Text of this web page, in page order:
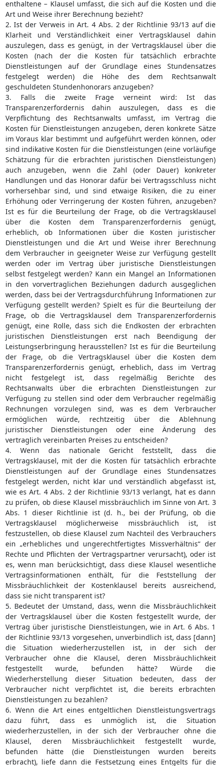
enthaltene – Klausel umfasst, die sich auf die Kosten und die
Art und Weise ihrer Berechnung bezieht?
2. Ist der Verweis in Art. 4 Abs. 2 der Richtlinie 93/13 auf die
Klarheit und Verständlichkeit einer Vertragsklausel dahin
auszulegen, dass es genügt, in der Vertragsklausel über die
Kosten (nach der die Kosten für tatsächlich erbrachte
Dienstleistungen auf der Grundlage eines Stundensatzes
festgelegt werden) die Höhe des dem Rechtsanwalt
geschuldeten Stundenhonorars anzugeben?
3. Falls die zweite Frage verneint wird: Ist das
Transparenzerfordernis dahin auszulegen, dass es die
Verpflichtung des Rechtsanwalts umfasst, im Vertrag die
Kosten für Dienstleistungen anzugeben, deren konkrete Sätze
im Voraus klar bestimmt und aufgeführt werden können, oder
sind indikative Kosten für die Dienstleistungen (eine vorläufige
Schätzung für die erbrachten juristischen Dienstleistungen)
auch anzugeben, wenn die Zahl (oder Dauer) konkreter
Handlungen und das Honorar dafür bei Vertragsschluss nicht
vorhersehbar sind, und sind etwaige Risiken, die zu einer
Erhöhung oder Verringerung der Kosten führen, anzugeben?
Ist es für die Beurteilung der Frage, ob die Vertragsklausel
über die Kosten dem Transparenzerfordernis genügt,
erheblich, ob Informationen über die Kosten juristischer
Dienstleistungen und die Art und Weise ihrer Berechnung
dem Verbraucher in geeigneter Weise zur Verfügung gestellt
werden oder im Vertrag über juristische Dienstleistungen
selbst festgelegt werden? Kann ein Mangel an Informationen
in den vorvertraglichen Beziehungen dadurch ausgeglichen
werden, dass bei der Vertragsdurchführung Informationen zur
Verfügung gestellt werden? Spielt es für die Beurteilung der
Frage, ob die Vertragsklausel dem Transparenzerfordernis
genügt, eine Rolle, dass sich die Endkosten der erbrachten
juristischen Dienstleistungen erst nach Beendigung der
Leistungserbringung herausstellen? Ist es für die Beurteilung
der Frage, ob die Vertragsklausel über die Kosten dem
Transparenzerfordernis genügt, erheblich, dass im Vertrag
nicht festgelegt ist, dass regelmäßig Berichte des
Rechtsanwalts über die erbrachten Dienstleistungen zur
Verfügung zu stellen sind oder dem Verbraucher regelmäßig
Rechnungen vorzulegen sind, was es dem Verbraucher
ermöglichen würde, rechtzeitig über die Ablehnung
juristischer Dienstleistungen oder eine Änderung des
vertraglich vereinbarten Preises zu entscheiden?
4. Wenn das nationale Gericht feststellt, dass die
Vertragsklausel, mit der die Kosten für tatsächlich erbrachte
Dienstleistungen auf der Grundlage eines Stundensatzes
festgelegt werden, nicht klar und verständlich abgefasst ist,
wie es Art. 4 Abs. 2 der Richtlinie 93/13 verlangt, hat es dann
zu prüfen, ob diese Klausel missbräuchlich im Sinne von Art. 3
Abs. 1 dieser Richtlinie ist (d. h., bei der Prüfung, ob die
Vertragsklausel möglicherweise missbräuchlich ist, ist
festzustellen, ob diese Klausel zum Nachteil des Verbrauchers
ein „erhebliches und ungerechtfertigtes Missverhältnis“ der
Rechte und Pflichten der Vertragspartner verursacht), oder ist
es, wenn man berücksichtigt, dass diese Klausel wesentliche
Vertragsinformationen enthält, für die Feststellung der
Missbräuchlichkeit der Kostenklausel bereits ausreichend,
dass sie nicht transparent ist?
5. Bedeutet der Umstand, dass, wenn die Missbräuchlichkeit
der Vertragsklausel über die Kosten festgestellt wurde, der
Vertrag über juristische Dienstleistungen, wie in Art. 6 Abs. 1
der Richtlinie 93/13 vorgesehen, unverbindlich ist, dass [dann]
die Situation wiederherzustellen ist, in der sich der
Verbraucher ohne die Klausel, deren Missbräuchlichkeit
festgestellt wurde, befunden hätte? Würde die
Wiederherstellung dieser Situation bedeuten, dass der
Verbraucher nicht verpflichtet ist, die bereits erbrachten
Dienstleistungen zu bezahlen?
6. Wenn die Art eines entgeltlichen Dienstleistungsvertrags
dazu führt, dass es unmöglich ist, die Situation
wiederherzustellen, in der sich der Verbraucher ohne die
Klausel, deren Missbräuchlichkeit festgestellt wurde,
befunden hätte (die Dienstleistungen wurden bereits
erbracht), liefe dann die Festsetzung eines Entgelts für die